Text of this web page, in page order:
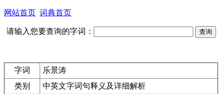
网站首页 词典首页
请输入您要查询的字词：
字词
乐景涛
类别
中英文字词句释义及详细解析